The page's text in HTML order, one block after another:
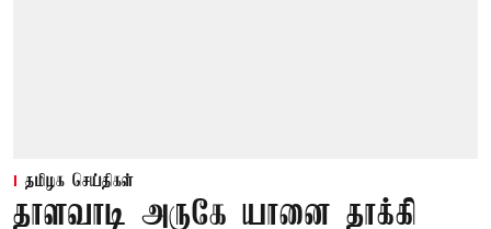
தமிழக செய்திகள்
தாளவாடி அருகே யானை தாக்கி